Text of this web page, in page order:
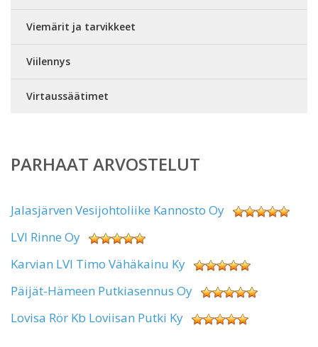
Viemärit ja tarvikkeet
Viilennys
Virtaussäätimet
PARHAAT ARVOSTELUT
Jalasjärven Vesijohtoliike Kannosto Oy
LVI Rinne Oy
Karvian LVI Timo Vähäkainu Ky
Päijät-Hämeen Putkiasennus Oy
Lovisa Rör Kb Loviisan Putki Ky